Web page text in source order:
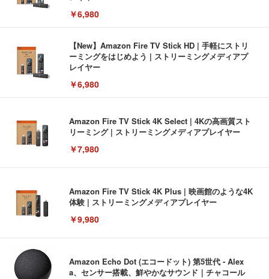
￥6,980
【New】Amazon Fire TV Stick HD | 手軽にストリ
ーミングをはじめよう | ストリーミングメディアプ
レイヤー
￥6,980
Amazon Fire TV Stick 4K Select | 4Kの高画質スト
リーミング | ストリーミングメディアプレイヤー
￥7,980
Amazon Fire TV Stick 4K Plus | 映画館のような4K
体験 | ストリーミングメディアプレイヤー
￥9,980
Amazon Echo Dot (エコードット) 第5世代 - Alex
a、センサー搭載、鮮やかなサウンド｜チャコール